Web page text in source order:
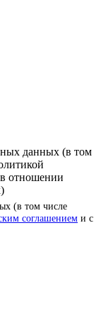
данных (в том
отношении
(в том числе
соглашением и с